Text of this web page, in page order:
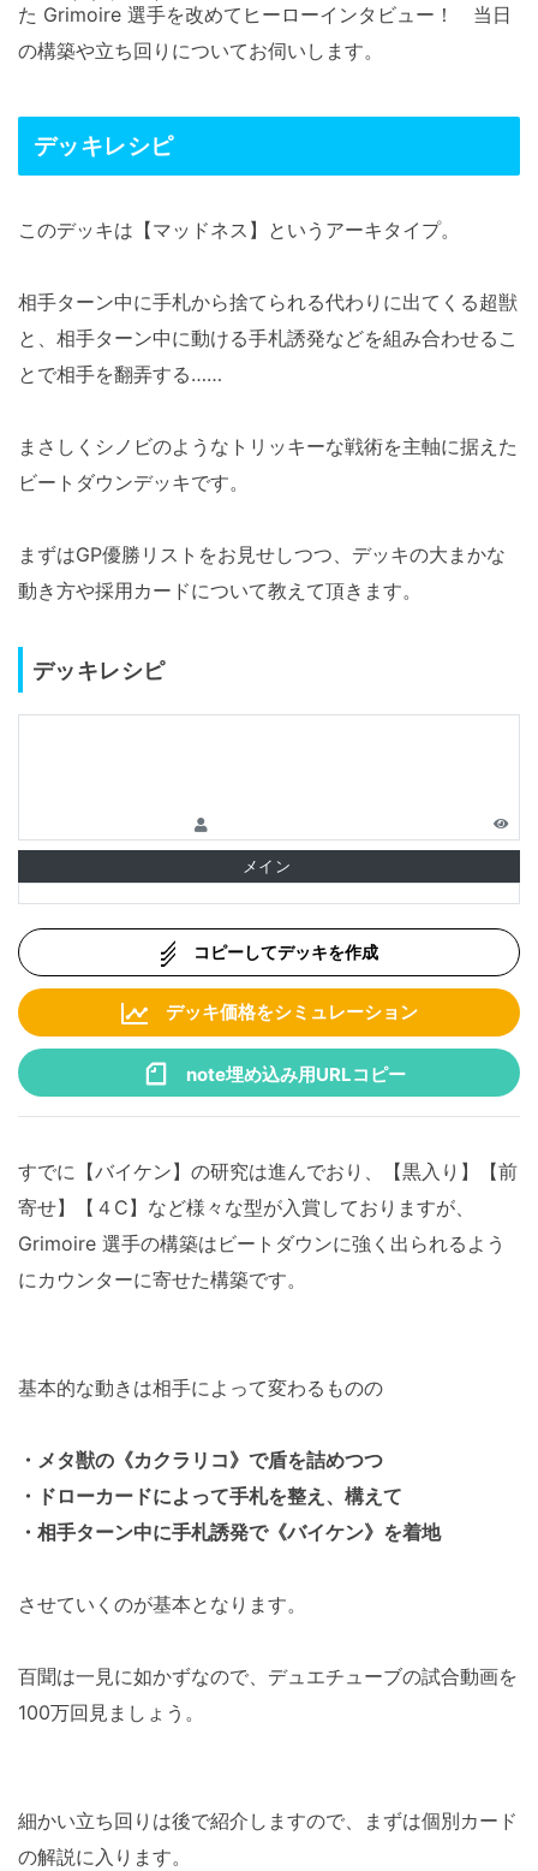
た Grimoire 選手を改めてヒーローインタビュー！ 当日
の構築や立ち回りについてお伺いします。
デッキレシピ
このデッキは【マッドネス】というアーキタイプ。
相手ターン中に手札から捨てられる代わりに出てくる超獣
と、相手ターン中に動ける手札誘発などを組み合わせるこ
とで相手を翻弄する……
まさしくシノビのようなトリッキーな戦術を主軸に据えた
ビートダウンデッキです。
まずはGP優勝リストをお見せしつつ、デッキの大まかな
動き方や採用カードについて教えて頂きます。
デッキレシピ
メイン
コピーしてデッキを作成
デッキ価格をシミュレーション
note埋め込み用URLコピー
すでに【バイケン】の研究は進んでおり、【黒入り】【前
寄せ】【４C】など様々な型が入賞しておりますが、
Grimoire 選手の構築はビートダウンに強く出られるよう
にカウンターに寄せた構築です。
基本的な動きは相手によって変わるものの
・メタ獣の《カクラリコ》で盾を詰めつつ
・ドローカードによって手札を整え、構えて
・相手ターン中に手札誘発で《バイケン》を着地
させていくのが基本となります。
百聞は一見に如かずなので、デュエチューブの試合動画を
100万回見ましょう。
細かい立ち回りは後で紹介しますので、まずは個別カード
の解説に入ります。